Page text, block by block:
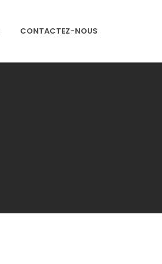
Newsletter
CONTACTEZ-NOUS